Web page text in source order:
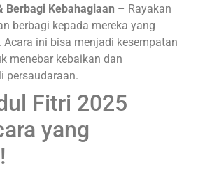
Berbagi Kebahagiaan – Rayakan
berbagi kepada mereka yang
Acara ini bisa menjadi kesempatan
menebar kebaikan dan
persaudaraan.
Fitri 2025
yang